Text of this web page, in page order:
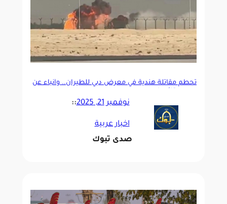
تحطم مقاتلة هندية في معرض دبي للطيران.. وأنباء عن
نوفمبر 21, 2025 ::
اخبار عربية
صدى تبوك